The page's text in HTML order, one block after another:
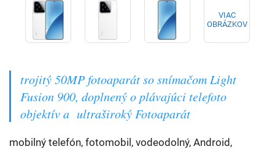
VIAC
OBRÁZKOV
trojitý 50MP fotoaparát so snímačom Light
Fusion 900, doplnený o plávajúci telefoto
objektív a ultraširoký Fotoaparát
mobilný telefón, fotomobil, vodeodolný, Android,